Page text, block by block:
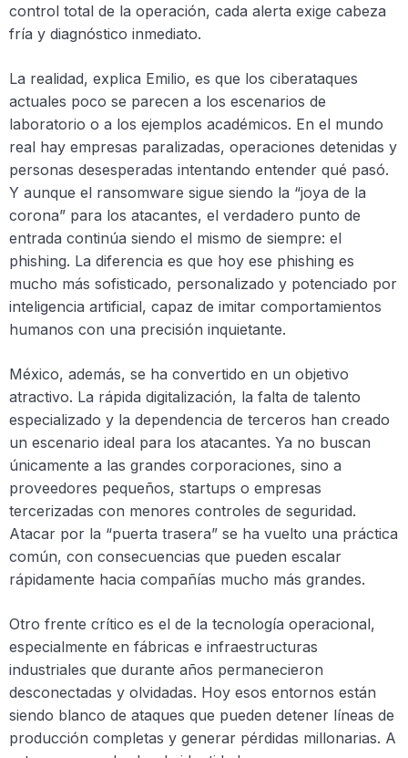
control total de la operación, cada alerta exige cabeza
fría y diagnóstico inmediato.
La realidad, explica Emilio, es que los ciberataques
actuales poco se parecen a los escenarios de
laboratorio o a los ejemplos académicos. En el mundo
real hay empresas paralizadas, operaciones detenidas y
personas desesperadas intentando entender qué pasó.
Y aunque el ransomware sigue siendo la “joya de la
corona” para los atacantes, el verdadero punto de
entrada continúa siendo el mismo de siempre: el
phishing. La diferencia es que hoy ese phishing es
mucho más sofisticado, personalizado y potenciado por
inteligencia artificial, capaz de imitar comportamientos
humanos con una precisión inquietante.
México, además, se ha convertido en un objetivo
atractivo. La rápida digitalización, la falta de talento
especializado y la dependencia de terceros han creado
un escenario ideal para los atacantes. Ya no buscan
únicamente a las grandes corporaciones, sino a
proveedores pequeños, startups o empresas
tercerizadas con menores controles de seguridad.
Atacar por la “puerta trasera” se ha vuelto una práctica
común, con consecuencias que pueden escalar
rápidamente hacia compañías mucho más grandes.
Otro frente crítico es el de la tecnología operacional,
especialmente en fábricas e infraestructuras
industriales que durante años permanecieron
desconectadas y olvidadas. Hoy esos entornos están
siendo blanco de ataques que pueden detener líneas de
producción completas y generar pérdidas millonarias. A